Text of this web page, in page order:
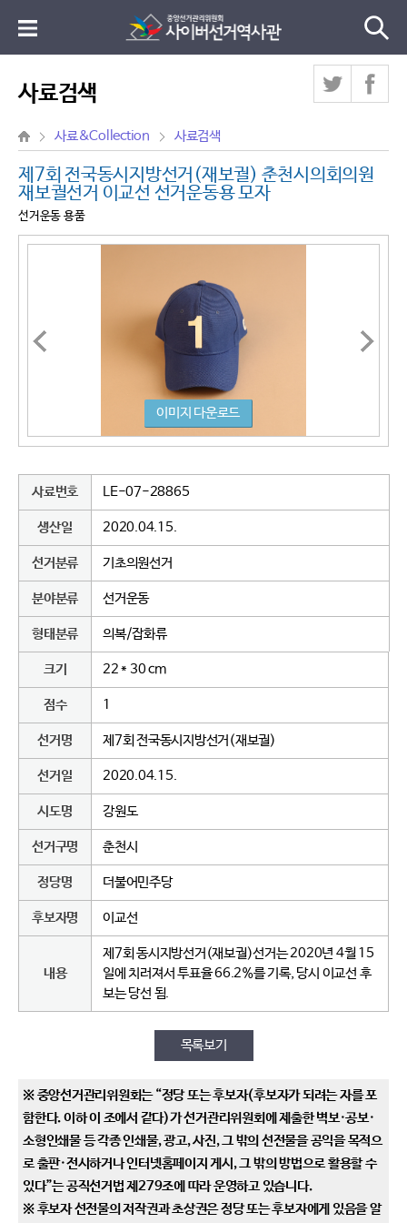
사료검색
사료&Collection 사료검색
제7회 전국동시지방선거(재보궐) 춘천시의회의원
재보궐선거 이교선 선거운동용 모자
선거운동 용품
이미지 다운로드
사료번호 LE-07-28865
생산일 2020.04.15.
선거분류 기초의원선거
분야분류 선거운동
형태분류 의복/잡화류
크기 22 * 30 cm
점수 1
선거명 제7회 전국동시지방선거(재보궐)
선거일 2020.04.15.
시도명 강원도
선거구명 춘천시
정당명 더불어민주당
후보자명 이교선
내용
제7회 동시지방선거(재보궐)선거는 2020년 4월 15
일에 치러져서 투표율 66.2%를 기록, 당시 이교선 후
보는 당선 됨.
목록보기
※ 중앙선거관리위원회는 “정당 또는 후보자(후보자가 되려는 자를 포
함한다. 이하 이 조에서 같다)가 선거관리위원회에 제출한 벽보·공보·
소형인쇄물 등 각종 인쇄물, 광고, 사진, 그 밖의 선전물을 공익을 목적으
로 출판·전시하거나 인터넷홈페이지 게시, 그 밖의 방법으로 활용할 수
있다”는 공직선거법 제279조에 따라 운영하고 있습니다.
※ 후보자 선전물의 저작권과 초상권은 정당 또는 후보자에게 있음을 알